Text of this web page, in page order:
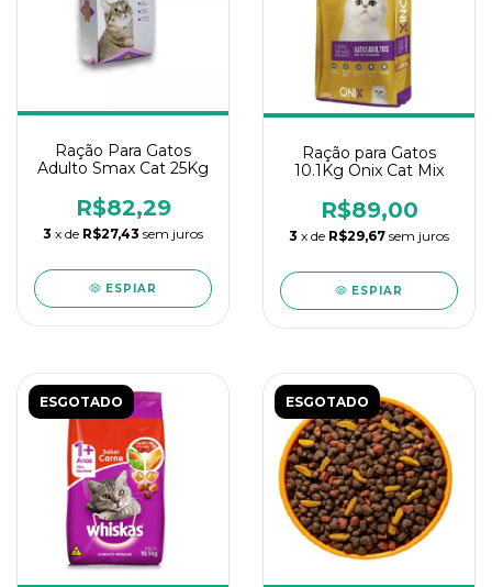
Ração Para Gatos
Adulto Smax Cat 25Kg
R$82,29
3 x de R$27,43 sem juros
ESPIAR
Ração para Gatos
10.1Kg Onix Cat Mix
R$89,00
3 x de R$29,67 sem juros
ESPIAR
ESGOTADO ESGOTADO